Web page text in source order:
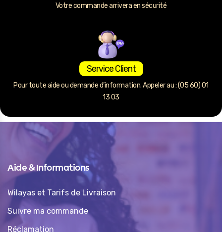
Votre commande arrivera en sécurité
Service Client
Pour toute aide ou demande d’information. Appeler au : (05 60) 01
13 03
Aide & Informations
Wilayas et Tarifs de Livraison
Suivre ma commande
Réclamation